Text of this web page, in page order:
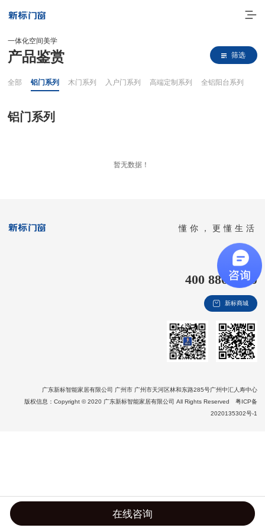
门窗实力派
一体化空间美学
产品鉴赏 筛选
全部 铝门系列 木门系列 入户门系列 高端定制系列 全铝阳台系列
铝门系列
暂无数据！
懂你，更懂生活
全国客服热线
400 8866 020
新标商城
广东新标智能家居有限公司 广州市 广州市天河区林和东路285号广州中汇人寿中心
版权信息：Copyright © 2020 广东新标智能家居有限公司 All Rights Reserved 粤ICP备
2020135302号-1
在线咨询